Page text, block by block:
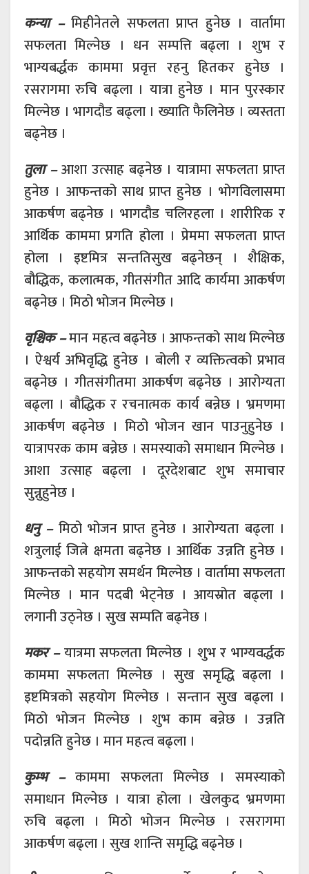
कन्या –मिहीनेतले सफलता प्राप्त हुनेछ । वार्तामा
सफलता मिल्नेछ । धन सम्पत्ति बढ्ला । शुभ र
भाग्यबर्द्धक काममा प्रवृत्त रहनु हितकर हुनेछ ।
रसरागमा रुचि बढ्ला । यात्रा हुनेछ । मान पुरस्कार
मिल्नेछ । भागदौड बढ्ला । ख्याति फैलिनेछ । व्यस्तता
बढ्नेछ ।
तुला –आशा उत्साह बढ्नेछ । यात्रामा सफलता प्राप्त
हुनेछ । आफन्तको साथ प्राप्त हुनेछ । भोगविलासमा
आकर्षण बढ्नेछ । भागदौड चलिरहला । शारीरिक र
आर्थिक काममा प्रगति होला । प्रेममा सफलता प्राप्त
होला । इष्टमित्र सन्ततिसुख बढ्नेछन् । शैक्षिक,
बौद्धिक, कलात्मक, गीतसंगीत आदि कार्यमा आकर्षण
बढ्नेछ । मिठो भोजन मिल्नेछ ।
वृश्चिक –मान महत्व बढ्नेछ । आफन्तको साथ मिल्नेछ
। ऐश्वर्य अभिवृद्धि हुनेछ । बोली र व्यक्तित्वको प्रभाव
बढ्नेछ । गीतसंगीतमा आकर्षण बढ्नेछ । आरोग्यता
बढ्ला । बौद्धिक र रचनात्मक कार्य बन्नेछ । भ्रमणमा
आकर्षण बढ्नेछ । मिठो भोजन खान पाउनुहुनेछ ।
यात्रापरक काम बन्नेछ । समस्याको समाधान मिल्नेछ ।
आशा उत्साह बढ्ला । दूरदेशबाट शुभ समाचार
सुन्नुहुनेछ ।
धनु – मिठो भोजन प्राप्त हुनेछ । आरोग्यता बढ्ला ।
शत्रुलाई जित्ने क्षमता बढ्नेछ । आर्थिक उन्नति हुनेछ ।
आफन्तको सहयोग समर्थन मिल्नेछ । वार्तामा सफलता
मिल्नेछ । मान पदबी भेट्नेछ । आयस्रोत बढ्ला ।
लगानी उठ्नेछ । सुख सम्पति बढ्नेछ ।
मकर –यात्रमा सफलता मिल्नेछ । शुभ र भाग्यवर्द्धक
काममा सफलता मिल्नेछ । सुख समृद्धि बढ्ला ।
इष्टमित्रको सहयोग मिल्नेछ । सन्तान सुख बढ्ला ।
मिठो भोजन मिल्नेछ । शुभ काम बन्नेछ । उन्नति
पदोन्नति हुनेछ । मान महत्व बढ्ला ।
कुम्भ –काममा सफलता मिल्नेछ । समस्याको
समाधान मिल्नेछ । यात्रा होला । खेलकुद भ्रमणमा
रुचि बढ्ला । मिठो भोजन मिल्नेछ । रसरागमा
आकर्षण बढ्ला । सुख शान्ति समृद्धि बढ्नेछ ।